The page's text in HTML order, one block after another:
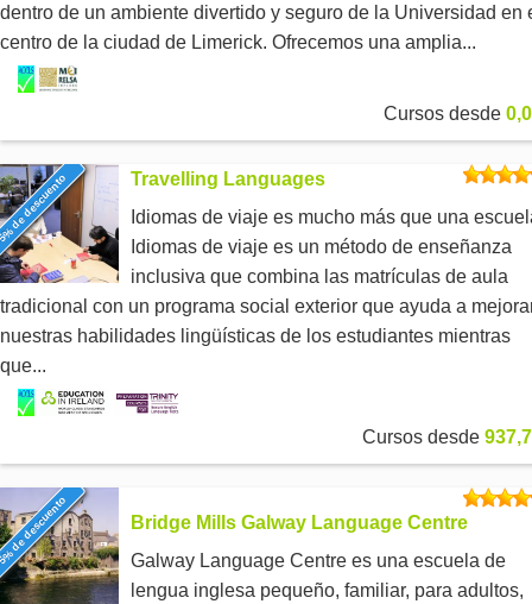
dentro de un ambiente divertido y seguro de la Universidad en
centro de la ciudad de Limerick. Ofrecemos una amplia...
Cursos desde
descuento
Travelling Languages
Idiomas de viaje es mucho más que una
Idiomas de viaje es un método de enseñanza
inclusiva que combina las matrículas de aula
tradicional con un programa social exterior que ayuda a
nuestras habilidades lingüísticas de los estudiantes mientras
que...
Cursos desde
descuento
Bridge Mills Galway Language Centre
Galway Language Centre es una escuela de
lengua inglesa pequeño, familiar, para adultos,